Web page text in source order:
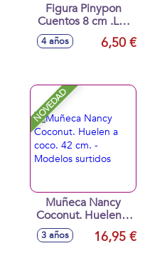
Figura Pinypon
Cuentos 8 cm .Las
princesas están
decoradas con
4 años 6,50 €
NOVEDAD
Muñeca Nancy
Coconut. Huelen a
coco. 42 cm. -
Modelos surtidos
3 años 16,95 €